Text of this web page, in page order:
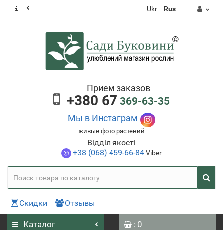
Ukr Rus
Прием заказов
+380 67 369-63-35
Мы в Инстаграм
живые фото растений
Відділ якості
+38 (068) 459-66-84Viber
Скидки Отзывы
Каталог : 0